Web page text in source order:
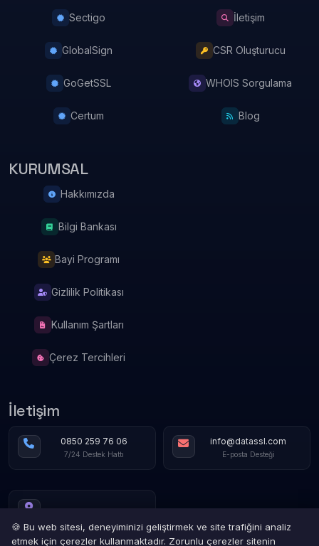
Sectigo
GlobalSign
GoGetSSL
Certum
İletişim
CSR Oluşturucu
WHOIS Sorgulama
Blog
KURUMSAL
Hakkımızda
Bilgi Bankası
Bayi Programı
Gizlilik Politikası
Kullanım Şartları
Çerez Tercihleri
İletişim
0850 259 76 06
7/24 Destek Hattı
info@datassl.com
E-posta Desteği
🍪 Bu web sitesi, deneyiminizi geliştirmek ve site trafiğini analiz
etmek için çerezler kullanmaktadır. Zorunlu çerezler sitenin